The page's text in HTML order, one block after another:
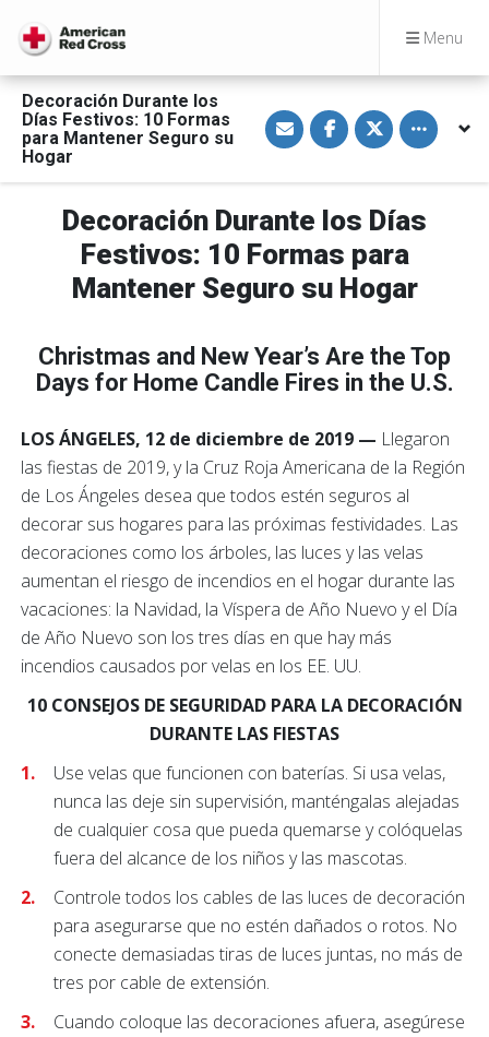
Menu
Decoración Durante los
Días Festivos: 10 Formas
para Mantener Seguro su
Hogar
S
h
a
a
E
m
a
i
l
S
h
a
F
a
c
e
b
o
S
h
a
n
T
w
i
t
t
e
Toggle
Decoración Durante los Días
Festivos: 10 Formas para
Mantener Seguro su Hogar
Christmas and New Year’s Are the Top
Days for Home Candle Fires in the U.S.
LOS ÁNGELES, 12 de diciembre de 2019 — Llegaron
las fiestas de 2019, y la Cruz Roja Americana de la Región
de Los Ángeles desea que todos estén seguros al
decorar sus hogares para las próximas festividades. Las
decoraciones como los árboles, las luces y las velas
aumentan el riesgo de incendios en el hogar durante las
vacaciones: la Navidad, la Víspera de Año Nuevo y el Día
de Año Nuevo son los tres días en que hay más
incendios causados por velas en los EE. UU.
10 CONSEJOS DE SEGURIDAD PARA LA DECORACIÓN
DURANTE LAS FIESTAS
Use velas que funcionen con baterías. Si usa velas,
nunca las deje sin supervisión, manténgalas alejadas
de cualquier cosa que pueda quemarse y colóquelas
fuera del alcance de los niños y las mascotas.
Controle todos los cables de las luces de decoración
para asegurarse que no estén dañados o rotos. No
conecte demasiadas tiras de luces juntas, no más de
tres por cable de extensión.
Cuando coloque las decoraciones afuera, asegúrese